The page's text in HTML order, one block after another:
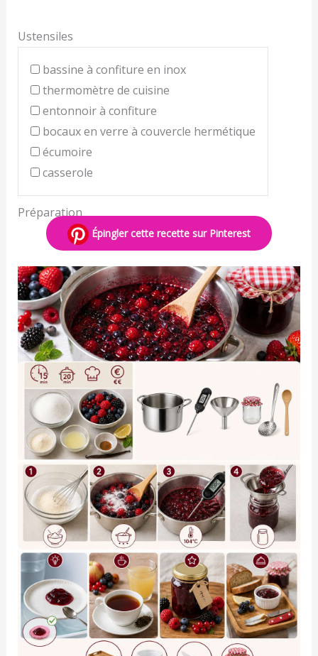
Ustensiles
bassine à confiture en inox
thermomètre de cuisine
entonnoir à confiture
bocaux en verre à couvercle hermétique
écumoire
casserole
Préparation
Épingler cette recette sur Pinterest